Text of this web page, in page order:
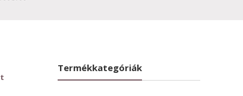
Termékkategóriák